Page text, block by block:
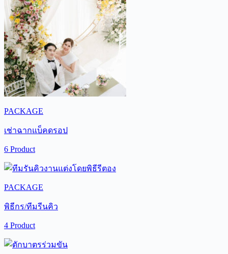
PACKAGE
เช่าฉากแบ็คดรอป
6 Product
PACKAGE
พิธีกร/ทีมรีนคิว
4 Product